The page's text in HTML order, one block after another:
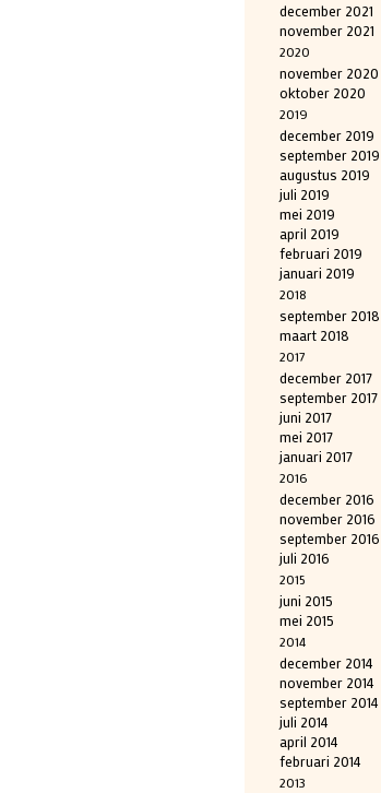
december 2021
november 2021
2020
november 2020
oktober 2020
2019
december 2019
september 2019
augustus 2019
juli 2019
mei 2019
april 2019
februari 2019
januari 2019
2018
september 2018
maart 2018
2017
december 2017
september 2017
juni 2017
mei 2017
januari 2017
2016
december 2016
november 2016
september 2016
juli 2016
2015
juni 2015
mei 2015
2014
december 2014
november 2014
september 2014
juli 2014
april 2014
februari 2014
2013